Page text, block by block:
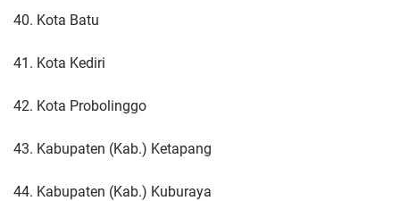
40. Kota Batu
41. Kota Kediri
42. Kota Probolinggo
43. Kabupaten (Kab.) Ketapang
44. Kabupaten (Kab.) Kuburaya